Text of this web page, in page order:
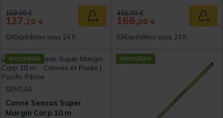
Price reduced from
159,00 €to
127,20 € Ajouter au panier
Expédition sous 24 h
Price reduced from
415,00 €to
166,00 €
Expédition sous 24 h
NOUVEAU
SENSAS
Canne Sensas Super
Margin Carp 10 m
NOUVEAU